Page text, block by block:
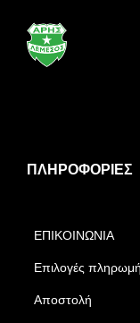
ΠΛΗΡΟΦΟΡΊΕΣ
ΕΠΙΚΟΙΝΩΝΙΑ
Επιλογές
Αποστολή